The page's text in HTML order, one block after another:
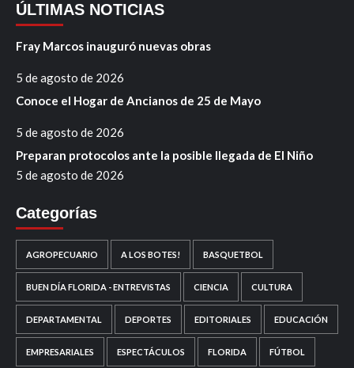
ÚLTIMAS NOTICIAS
Fray Marcos inauguró nuevas obras
5 de agosto de 2026
Conoce el Hogar de Ancianos de 25 de Mayo
5 de agosto de 2026
Preparan protocolos ante la posible llegada de El Niño
5 de agosto de 2026
Categorías
AGROPECUARIO A LOS BOTES! BASQUETBOL
BUEN DÍA FLORIDA - ENTREVISTAS CIENCIA CULTURA
DEPARTAMENTAL DEPORTES EDITORIALES EDUCACIÓN
EMPRESARIALES ESPECTÁCULOS FLORIDA FÚTBOL